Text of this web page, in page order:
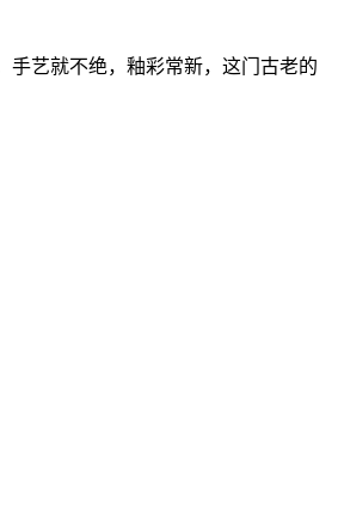
艺就不绝，釉彩常新，这门古老的